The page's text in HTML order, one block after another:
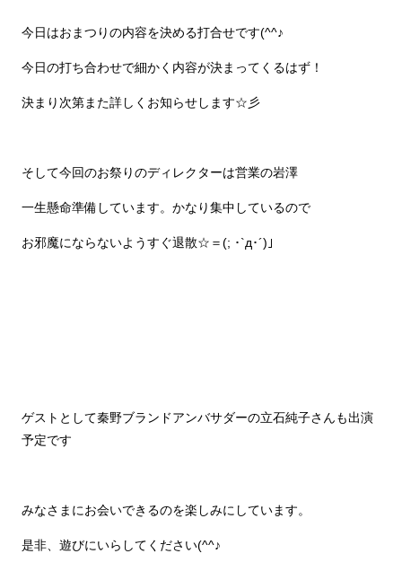
今日はおまつりの内容を決める打合せです(^^♪
今日の打ち合わせで細かく内容が決まってくるはず！
決まり次第また詳しくお知らせします☆彡
そして今回のお祭りのディレクターは営業の岩澤
一生懸命準備しています。かなり集中しているので
お邪魔にならないようすぐ退散☆＝(; ･`д･´)」
ゲストとして秦野ブランドアンバサダーの立石純子さんも出演
予定です
みなさまにお会いできるのを楽しみにしています。
是非、遊びにいらしてください(^^♪